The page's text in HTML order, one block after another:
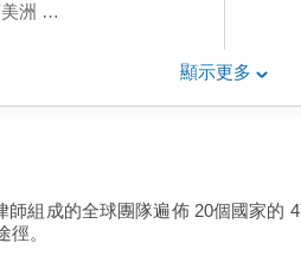
洲
洲
顯示更多
組成的全球團隊遍佈 20個國家的
徑。